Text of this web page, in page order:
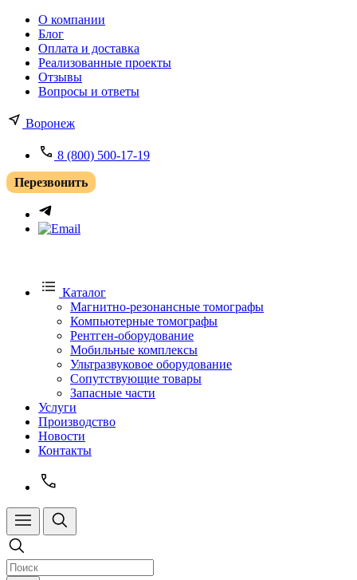
О компании
Блог
Оплата и доставка
Реализованные проекты
Отзывы
Вопросы и ответы
Воронеж
8 (800) 500-17-19
Перезвонить
Каталог
Магнитно-резонансные томографы
Компьютерные томографы
Рентген-оборудование
Мобильные комплексы
Ультразвуковое оборудование
Сопутствующие товары
Запасные части
Услуги
Производство
Новости
Контакты